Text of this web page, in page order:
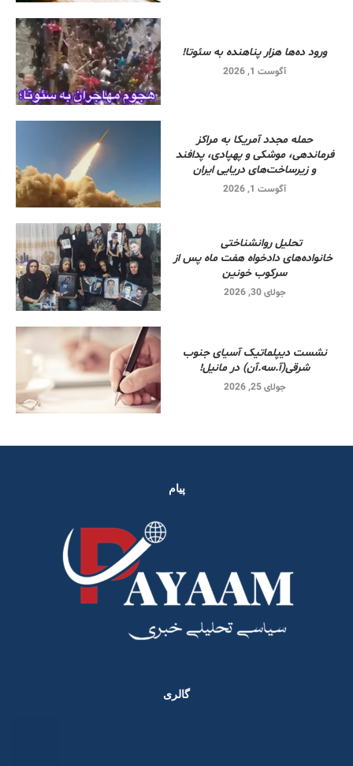
ورود ده‌ها هزار پناهنده به سئوتا!
آگوست 1, 2026
حمله مجدد آمریکا به مراکز
فرماندهی، موشکی و پهپادی، پدافند
و زیرساخت‌های دریایی ایران
آگوست 1, 2026
تحلیل روانشناختی
خانواده‌های دادخواه هفت ماه پس از
سرکوب خونین
جولای 30, 2026
نشست دیپلماتیک آسیای جنوب
شرقی‌(آ.سه.آن) در مانیل!
جولای 25, 2026
پیام
گالری